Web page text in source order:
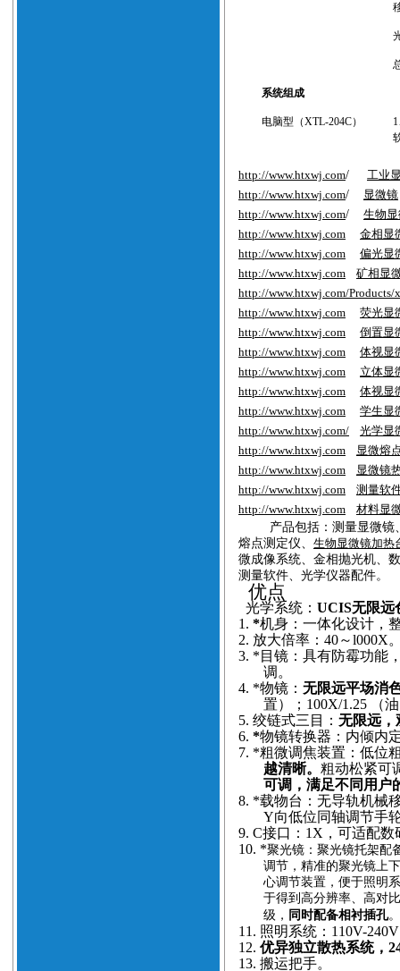
系统组成
电脑型 （XTL-204C） 1
http://www.htxwj.com/
工业
http://www.htxwj.com/
显微镜
http://www.htxwj.com/
生物
http://www.htxwj.com
金相显
http://www.htxwj.com
偏光显
http://www.htxwj.com
矿相显
http://www.htxwj.com/
http://www.htxwj.com
荧光显
http://www.htxwj.com
倒置显
http://www.htxwj.com
体视显
http://www.htxwj.com
立体显
http://www.htxwj.com
体视显
http://www.htxwj.com
学生显
http://www.htxwj.com/
光学显
http://www.htxwj.com
显微熔
http://www.htxwj.com
显微镜
http://www.htxwj.com
测量软
http://www.htxwj.com
材料显
产品包括 ：测量显微镜
熔点测定仪、 生物显微镜加热
微成像系统、 金相抛光机、
测量软件、光学仪器配件。
优点
光学系统： UCIS无限远
1. *机身：一体化设计，
2. 放大倍率：40～l000X
3. *目镜：具有防霉功能
调。
4. *物镜： 无限远平场消
置）；100X/1.25 （
5. 绞链式三目： 无限远，
6. *物镜转换器：内倾内
7. *粗微调焦装置：低位
越清晰。 粗动松紧可
可调，满足不同用户
8. *载物台：无导轨机械
Y向低位同轴调节手
9. C接口：1X，可适配
10. *聚光镜：聚光镜托架配
调节，精准的聚光镜上
心调节装置，便于照明
于得到高分辨率、高对
级， 同时配备相衬插孔。
11. 照明系统：110V-
12. 优异独立散热系统，
13. 搬运把手。